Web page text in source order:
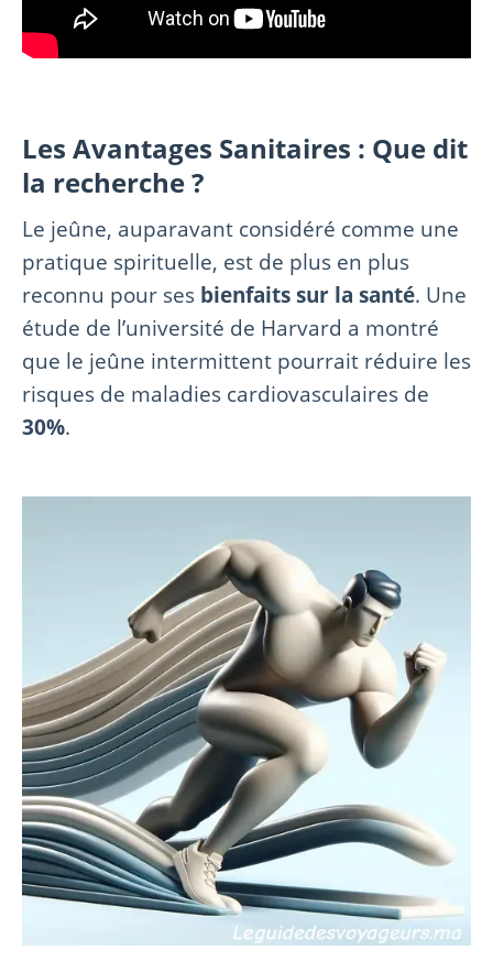
Les Avantages Sanitaires : Que dit
la recherche ?
Le jeûne, auparavant considéré comme une
pratique spirituelle, est de plus en plus
reconnu pour ses bienfaits sur la santé. Une
étude de l’université de Harvard a montré
que le jeûne intermittent pourrait réduire les
risques de maladies cardiovasculaires de
30%.